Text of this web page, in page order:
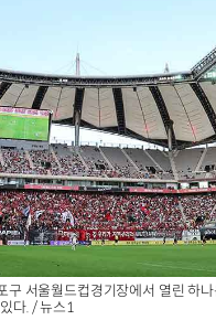
구 서울월드컵경기장에서 열린 하
다. / 뉴스1